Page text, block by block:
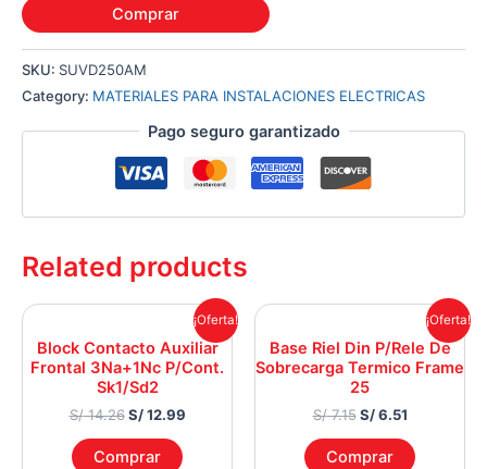
Comprar
SKU: SUVD250AM
Category: MATERIALES PARA INSTALACIONES ELECTRICAS
Pago seguro garantizado
Related products
¡Oferta!
Block Contacto Auxiliar
Frontal 3Na+1Nc P/Cont.
Sk1/Sd2
S/14.26
was:
S/ 14.26.
S/12.99
Current
price
is:
S/ 12.99.
Comprar
¡Oferta!
Base Riel Din P/Rele De
Sobrecarga Termico Frame
25
S/7.15
was:
S/ 7.15.
S/6.51
Current
price
is:
S/ 6.51.
Comprar